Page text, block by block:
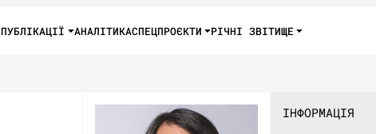
ПУБЛІКАЦІЇ АНАЛІТИКАСПЕЦПРОЄКТИ РІЧНІ ЗВІТИЩЕ
ІНФОРМАЦІЯ